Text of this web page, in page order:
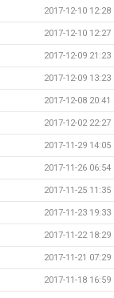
2017-12-10 12:28
2017-12-10 12:27
2017-12-09 21:23
2017-12-09 13:23
2017-12-08 20:41
2017-12-02 22:27
2017-11-29 14:05
2017-11-26 06:54
2017-11-25 11:35
2017-11-23 19:33
2017-11-22 18:29
2017-11-21 07:29
2017-11-18 16:59